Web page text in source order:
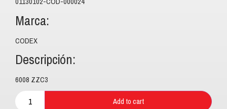
Marca:
CODEX
Descripción:
6008 ZZC3
Add to cart